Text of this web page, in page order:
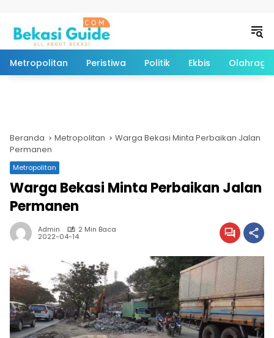
Metropolitan Peristiwa Politik Ekbis Olahraga
Beranda Metropolitan
Warga Bekasi Minta Perbaikan Jalan
Permanen
Metropolitan
Warga Bekasi Minta Perbaikan Jalan
Permanen
Admin 2 Min Baca
2022-04-14